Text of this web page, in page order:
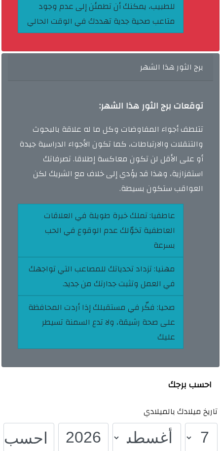
للطبيب، يمكنك أن تطمئن إلى عدم وجود
متاعب صحية جدية تهددك في الوقت الحالي
برج الثور هذا الشهر
توقعات برج الثور هذا الشهر:
تتلطف أجواء المفاوضات وكل ما له علاقة بالبحوث
والتنقلات والارتباطات، كما تكون الأجواء الدراسية جيدة
أو على الأقل لن تكون معاكسة إطلاقا. تصرفاتك
استفزازية، وهذا قد يؤدي إلى خلاف مع الشريك لكن
العواقب ستكون بسيطة.
عاطفيا:تملك خبرة طويلة في العلاقات
العاطفية تخوّلك عدم الوقوع في الحب
بسرعة
مهنيا:تزداد تحدياتك للمصاعب التي تواجهك
في العمل وتثبت جدارتك من جديد.
صحيا: فكّر في مستقبلك إذا أردت المحافظة
على صحة رشيقة، ولا تدع السمنة تسيطر
عليك
احسب برجك
تاريخ ميلادك بالميلادي
احسب